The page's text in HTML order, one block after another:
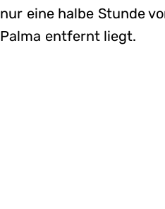
nur eine halbe Stunde
Palma entfernt liegt.